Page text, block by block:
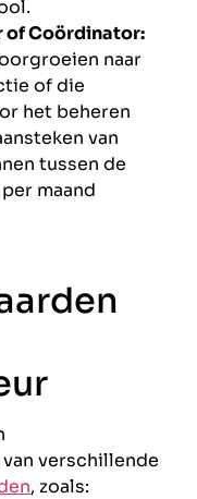
of Coördinator:
naar
of die
het beheren
van
tussen de
maand
verschillende
, zoals: